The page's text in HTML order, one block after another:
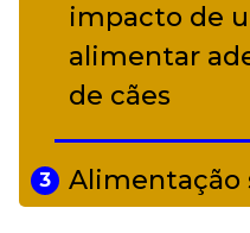
impacto de
alimentar
de cães
3
Alimentação